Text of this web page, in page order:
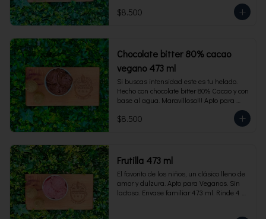
$8.500
Chocolate bitter 80% cacao
vegano 473 ml
Si buscas intensidad este es tu helado.
Hecho con chocolate bitter 80% Cacao y con
base al agua. Maravilloso!!! Apto para
veganos. Envase familiar 473 ml, rinde 4
porciones
$8.500
Frutilla 473 ml
El favorito de los niños, un clásico lleno de
amor y dulzura. Apto para Veganos. Sin
lactosa. Envase familiar 473 ml. Rinde 4